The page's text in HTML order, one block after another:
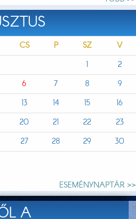
CS P SZ
V
1
2
6 7 8
9
13 14 15
16
20 21 22
23
27 28 29
30
ESEMÉNYNAPTÁR >>
A